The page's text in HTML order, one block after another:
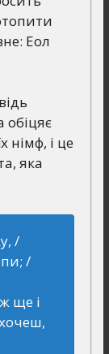
Еол
німф, і це
яка
/
/
ще і